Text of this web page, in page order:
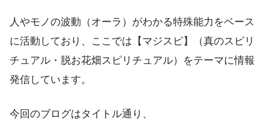
人やモノの波動（オーラ）がわかる特殊能力をベース
に活動しており、ここでは【マジスピ】（真のスピリ
チュアル・脱お花畑スピリチュアル）をテーマに情報
発信しています。
今回のブログはタイトル通り、